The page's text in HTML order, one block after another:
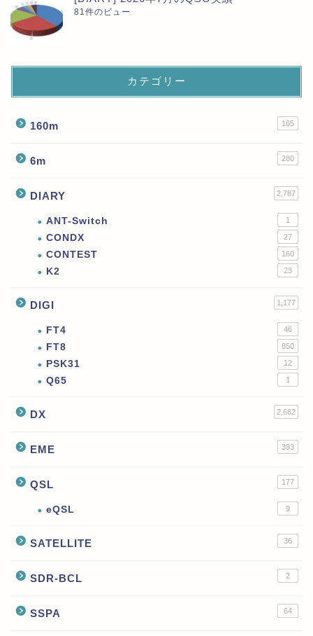
81件のビュー
カテゴリー
160m 165
6m 280
DIARY 2,787
ANT-Switch 1
CONDX 27
CONTEST 160
K2 23
DIGI 1,177
FT4 46
FT8 850
PSK31 12
Q65 1
DX 2,662
EME 393
QSL 177
eQSL 9
SATELLITE 36
SDR-BCL 2
SSPA 64